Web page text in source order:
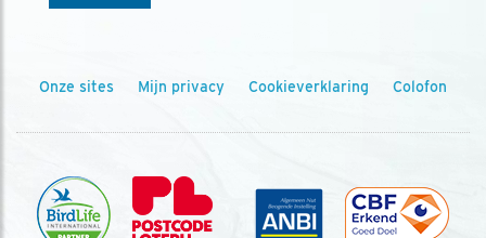
Onze sites Mijn privacy Cookieverklaring Colofon